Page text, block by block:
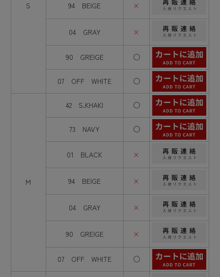
S 94 BEIGE ×
04 GRAY ×
90 GREIGE ○
07 OFF WHITE ○
M
42 S.KHAKI ○
73 NAVY ○
01 BLACK ×
94 BEIGE ×
04 GRAY ×
90 GREIGE ×
07 OFF WHITE ○